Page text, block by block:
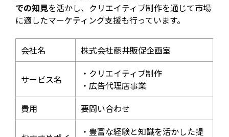
での知見を活かし、クリエイティブ制作を通じて市場
に適したマーケティング支援も行っています。
会社名 株式会社藤井販促企画室
サービス名
・クリエイティブ制作
・広告代理店事業
費用
要問い合わせ
・豊富な経験と知識を活かした提